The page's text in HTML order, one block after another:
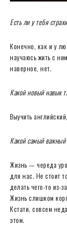
Есть ли у тебя
Конечно, как и у
научаюсь жить с
наверное, нет.
Какой новый навык
Выучить
Какой самый
Жизнь — череда
для нас. Не стоит
делать чего-то из-
Жизнь слишком
Кстати, совсем
этом.